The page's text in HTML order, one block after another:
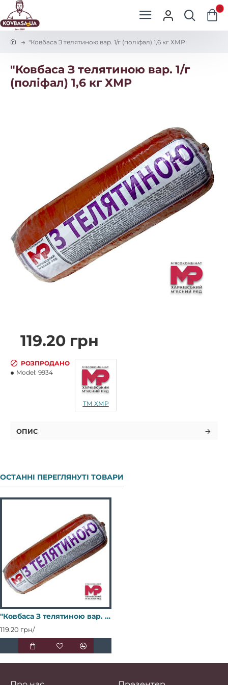
0
e
"Ковбаса З телятиною вар. 1/г (поліфал) 1,6 кг ХМР
"Ковбаса З телятиною вар. 1/г
(поліфал) 1,6 кг ХМР
119.20 грн
РОЗПРОДАНО
Model: 9934
ТМ ХМР
ОПИС
ОСТАННІ ПЕРЕГЛЯНУТІ ТОВАРИ
"Ковбаса З телятиною вар. 1/г (поліфал) 1,6 кг ХМР
119.20 грн/